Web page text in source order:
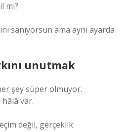
mi?
sanıyorsun ama aynı ayarda
unutmak
şey süper olmuyor.
var.
değil, gerçeklik.